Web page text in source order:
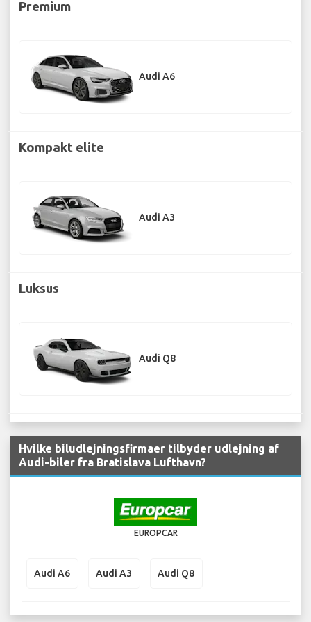
Premium
Audi A6
Kompakt elite
Audi A3
Luksus
Audi Q8
Hvilke biludlejningsfirmaer tilbyder udlejning af
Audi-biler fra Bratislava Lufthavn?
EUROPCAR
Audi A6 Audi A3 Audi Q8